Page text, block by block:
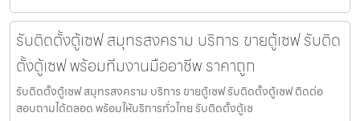
รับติดตั้งตู้เซฟ สมุทรสงคราม บริการ ขายตู้เซฟ รับติด
ตั้งตู้เซฟ พร้อมทีมงานมืออาชีพ ราคาถูก
รับติดตั้งตู้เซฟ สมุทรสงคราม บริการ ขายตู้เซฟ รับติดตั้งตู้เซฟ ติดต่อ
สอบถามได้ตลอด พร้อมให้บริการทั่วไทย รับติดตั้งตู้เซ